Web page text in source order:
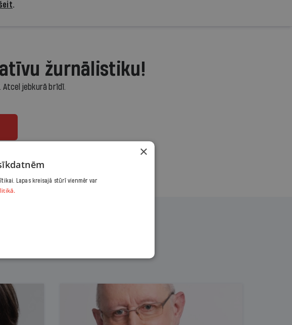
.
žurnālistiku!
Atcel jebkurā brīdī.
šeit ×
Lapas kreisajā stūrī vienmēr var